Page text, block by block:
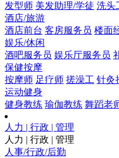
发型师 美发助理/学徒 洗头
酒店/旅游
酒店前台 客房服务员 楼面
娱乐/休闲
酒吧服务员 娱乐厅服务员
保健按摩
按摩师 足疗师 搓澡工 针灸
运动健身
健身教练 瑜伽教练 舞蹈老
人力 | 行政 | 管理
人力 | 行政 | 管理
人事/行政/后勤